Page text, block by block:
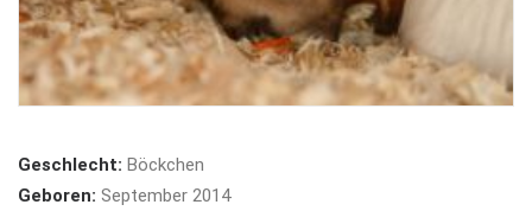
Geschlecht: Böckchen
Geboren: September 2014